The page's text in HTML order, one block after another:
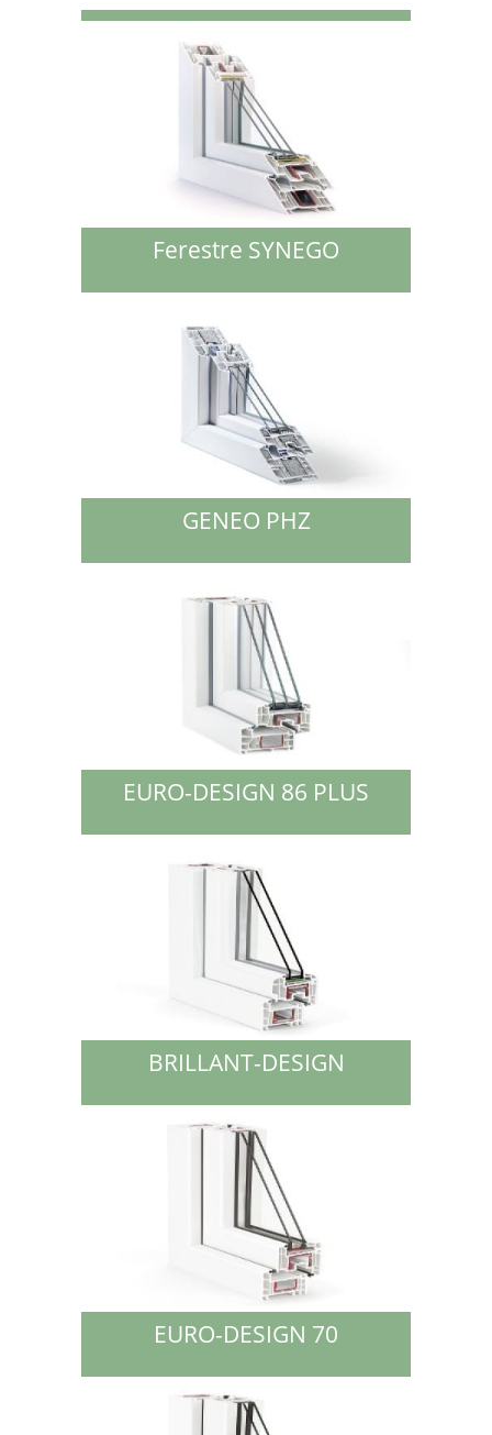
Ferestre SYNEGO
GENEO PHZ
EURO-DESIGN 86 PLUS
BRILLANT-DESIGN
EURO-DESIGN 70